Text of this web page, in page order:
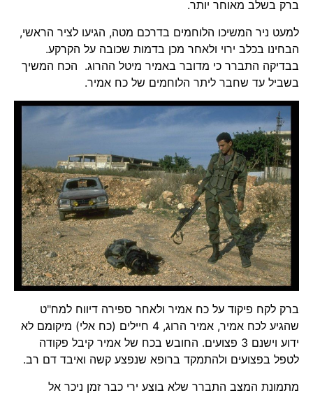
ברק בשלב מאוחר יותר.
למעט ניר המשיכו הלוחמים בדרכם מטה, הגיעו לציר הראשי,
הבחינו בכלב ירוי ולאחר מכן בדמות שכובה על הקרקע.
בבדיקה התברר כי מדובר באמיר מיטל ההרוג. הכח המשיך
בשביל עד שחבר ליתר הלוחמים של כח אמיר.
ברק לקח פיקוד על כח אמיר ולאחר ספירה דיווח למח"ט
שהגיע לכח אמיר, אמיר הרוג, 4 חיילים (כח אלי) מיקומם לא
ידוע וישנם 3 פצועים. החובש בכח של אמיר קיבל פקודה
לטפל בפצועים ולהתמקד ברופא שנפצע קשה ואיבד דם רב.
מתמונת המצב התברר שלא בוצע ירי כבר זמן ניכר אל